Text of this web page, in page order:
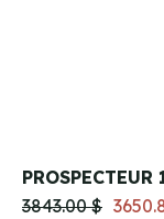
3843.00 $